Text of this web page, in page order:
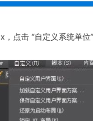
点击 “自定义系统单位”